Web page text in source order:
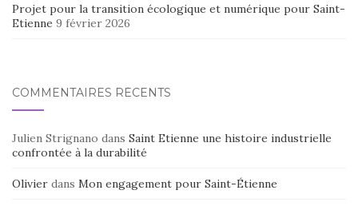
Projet pour la transition écologique et numérique pour Saint-
Etienne 9 février 2026
COMMENTAIRES RÉCENTS
Julien Strignano dans Saint Etienne une histoire industrielle
confrontée à la durabilité
Olivier dans Mon engagement pour Saint-Étienne